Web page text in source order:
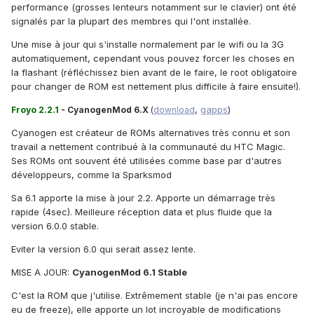
performance (grosses lenteurs notamment sur le clavier) ont été
signalés par la plupart des membres qui l'ont installée.
Une mise à jour qui s'installe normalement par le wifi ou la 3G
automatiquement, cependant vous pouvez forcer les choses en
la flashant (réfléchissez bien avant de le faire, le root obligatoire
pour changer de ROM est nettement plus difficile à faire ensuite!).
Froyo 2.2.1 - CyanogenMod 6.X (download, gapps)
Cyanogen est créateur de ROMs alternatives très connu et son
travail a nettement contribué à la communauté du HTC Magic.
Ses ROMs ont souvent été utilisées comme base par d'autres
développeurs, comme la Sparksmod
Sa 6.1 apporte la mise à jour 2.2. Apporte un démarrage très
rapide (4sec). Meilleure réception data et plus fluide que la
version 6.0.0 stable.
Eviter la version 6.0 qui serait assez lente.
MISE A JOUR: CyanogenMod 6.1 Stable
C'est la ROM que j'utilise. Extrêmement stable (je n'ai pas encore
eu de freeze), elle apporte un lot incroyable de modifications